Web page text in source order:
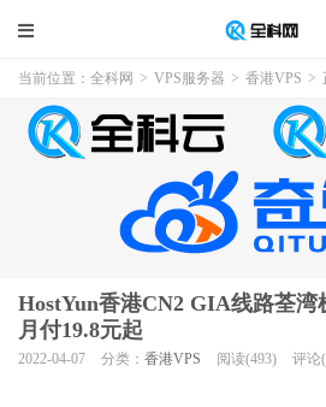
当前位置： 全科网 > VPS服务器 > 香港VPS >
HostYun香港CN2 GIA线路荃
月付19.8元起
2022-04-07 分类： 香港VPS 阅读(493) 评论